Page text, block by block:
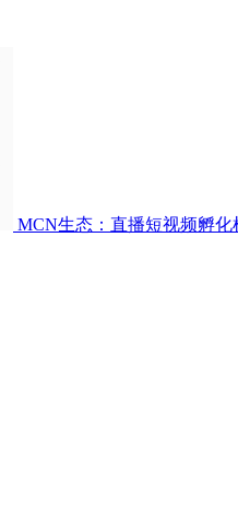
MCN生态：直播短视频孵化